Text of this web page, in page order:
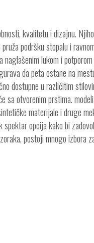
kvalitetu i dizajnu.
podršku stopalu i
lukom i
da peta ostane na
dostupne u različitim
sa otvorenim prstima.
materijale i druge
opcija kako bi
postoji mnogo izbora